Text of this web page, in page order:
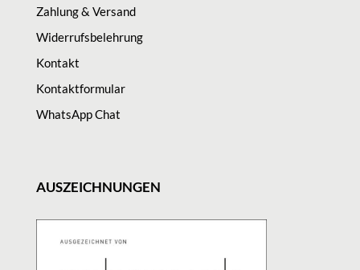
Zahlung & Versand
Widerrufsbelehrung
Kontakt
Kontaktformular
WhatsApp Chat
AUSZEICHNUNGEN